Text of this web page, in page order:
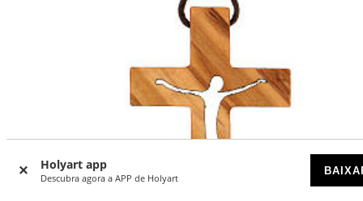
Holyart app
Descubra agora a APP de Holyart